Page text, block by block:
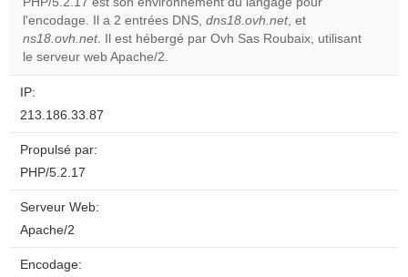
Do you
own this
OK
l'encodage. Il a 2 entrées DNS, dns18.ovh.net, et
ns18.ovh.net. Il est hébergé par Ovh Sas Roubaix, utilisant
le serveur web Apache/2.
IP:
213.186.33.87
Propulsé par:
PHP/5.2.17
Serveur Web:
Apache/2
Encodage: